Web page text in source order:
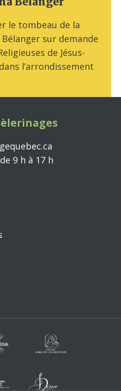
le tombeau de la
sur demande
de Jésus-
l’arrondissement
9 h à 17 h